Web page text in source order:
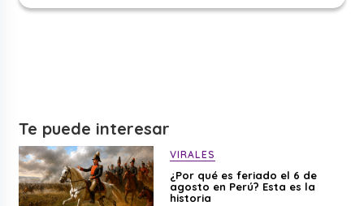
Te puede interesar
VIRALES
¿Por qué es feriado el 6 de
agosto en Perú? Esta es la
historia